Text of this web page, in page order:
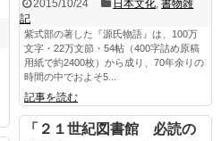
2015/10/24 日本文化 ,書物雑
記
紫式部の著した『源氏物語』は、100万
文字・22万文節・54帖（400字詰め原稿
用紙で約2400枚）から成り、70年余りの
時間の中でおよそ5...
記事を読む
「２１世紀図書館 必読の